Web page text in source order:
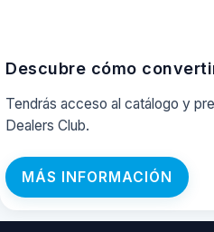
Descubre cómo
Tendrás acceso al catálogo y
Dealers Club.
MÁS INFORMACIÓN